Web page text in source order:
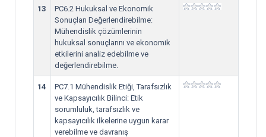
13
PC6.2 Hukuksal ve Ekonomik
Sonuçları Değerlendirebilme:
Mühendislik çözümlerinin
hukuksal sonuçlarını ve ekonomik
etkilerini analiz edebilme ve
değerlendirebilme.
14
PC7.1 Mühendislik Etiği, Tarafsızlık
ve Kapsayıcılık Bilinci: Etik
sorumluluk, tarafsızlık ve
kapsayıcılık ilkelerine uygun karar
verebilme ve davranış